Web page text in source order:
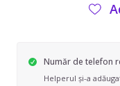
Număr de telefon
Helperul și-a